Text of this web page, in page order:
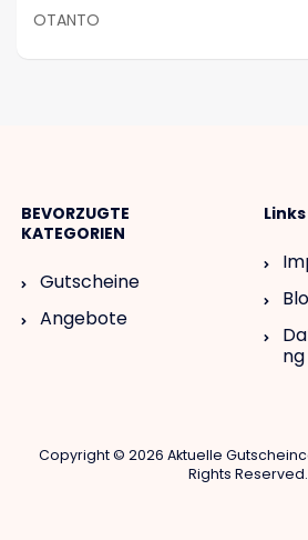
OTANTO
BEVORZUGTE
KATEGORIEN
Gutscheine
Angebote
ng
Copyright © 2026 Aktuelle
Rights Reserved.